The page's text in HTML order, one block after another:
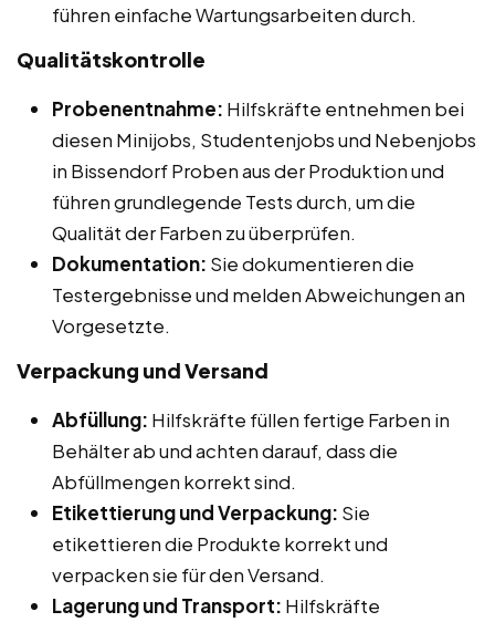
führen einfache Wartungsarbeiten durch.
Qualitätskontrolle
Probenentnahme: Hilfskräfte entnehmen bei
diesen Minijobs, Studentenjobs und Nebenjobs
in Bissendorf Proben aus der Produktion und
führen grundlegende Tests durch, um die
Qualität der Farben zu überprüfen.
Dokumentation: Sie dokumentieren die
Testergebnisse und melden Abweichungen an
Vorgesetzte.
Verpackung und Versand
Abfüllung: Hilfskräfte füllen fertige Farben in
Behälter ab und achten darauf, dass die
Abfüllmengen korrekt sind.
Etikettierung und Verpackung: Sie
etikettieren die Produkte korrekt und
verpacken sie für den Versand.
Lagerung und Transport: Hilfskräfte